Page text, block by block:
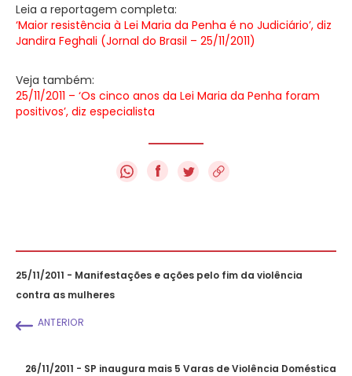
Leia a reportagem completa:
‘Maior resistência à Lei Maria da Penha é no Judiciário’, diz
Jandira Feghali (Jornal do Brasil – 25/11/2011)
Veja também:
25/11/2011 – ‘Os cinco anos da Lei Maria da Penha foram
positivos’, diz especialista
f
25/11/2011 - Manifestações e ações pelo fim da violência
contra as mulheres
ANTERIOR
26/11/2011 - SP inaugura mais 5 Varas de Violência Doméstica